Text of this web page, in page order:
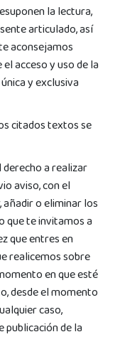
la lectura,
articulado, así
aconsejamos
acceso y uso de la
y exclusiva
citados textos se
a realizar
aviso, con el
o eliminar los
que te invitamos a
que entres en
realicemos sobre
en que esté
desde el momento
caso,
de la